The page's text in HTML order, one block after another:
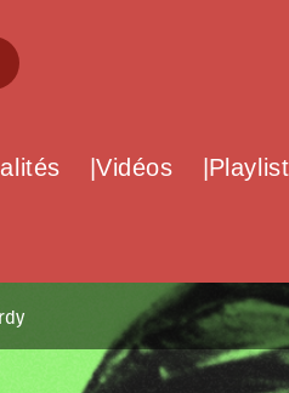
Vidéos